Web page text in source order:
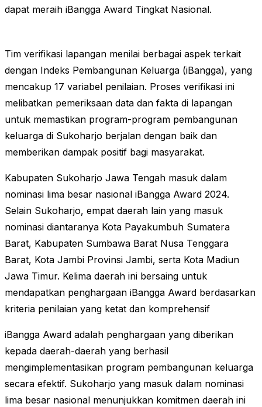
dapat meraih iBangga Award Tingkat Nasional​.
Tim verifikasi lapangan menilai berbagai aspek terkait
dengan Indeks Pembangunan Keluarga (iBangga), yang
mencakup 17 variabel penilaian. Proses verifikasi ini
melibatkan pemeriksaan data dan fakta di lapangan
untuk memastikan program-program pembangunan
keluarga di Sukoharjo berjalan dengan baik dan
memberikan dampak positif bagi masyarakat​.
Kabupaten Sukoharjo Jawa Tengah masuk dalam
nominasi lima besar nasional iBangga Award 2024.
Selain Sukoharjo, empat daerah lain yang masuk
nominasi diantaranya Kota Payakumbuh Sumatera
Barat, Kabupaten Sumbawa Barat Nusa Tenggara
Barat, Kota Jambi Provinsi Jambi, serta Kota Madiun
Jawa Timur. Kelima daerah ini bersaing untuk
mendapatkan penghargaan iBangga Award berdasarkan
kriteria penilaian yang ketat dan komprehensif
iBangga Award adalah penghargaan yang diberikan
kepada daerah-daerah yang berhasil
mengimplementasikan program pembangunan keluarga
secara efektif. Sukoharjo yang masuk dalam nominasi
lima besar nasional menunjukkan komitmen daerah ini